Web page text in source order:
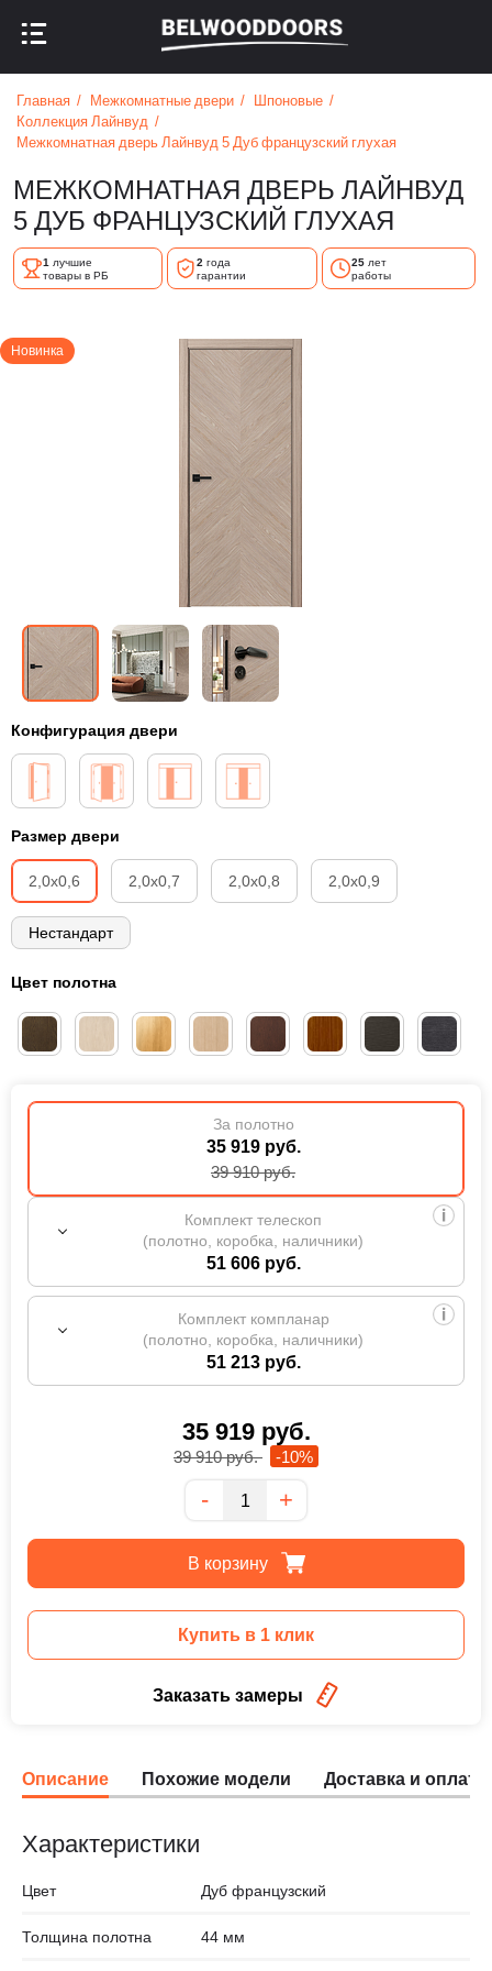
НАЗАД В МЕНЮ
НАЗАД В МЕНЮ
Главная Межкомнатные двери
Шпоновые
Коллекция Лайнвуд
Межкомнатная дверь Лайнвуд 5 Дуб французский глухая
МЕЖКОМНАТНАЯ ДВЕРЬ ЛАЙНВУД
5 ДУБ ФРАНЦУЗСКИЙ ГЛУХАЯ
1 лучшие
товары в РБ
2 года
гарантии
25лет
работы
Новинка
Конфигурация двери
Размер двери
2,0х0,6 2,0х0,7 2,0х0,8 2,0х0,9
Нестандарт
Цвет полотна
35 919руб.
39 910руб. -10%
Количество
- +
За полотно
35 919 руб.
39 910руб.
Комплект телескоп
(полотно, коробка, наличники)
51 606 руб.
Комплект компланар
(полотно, коробка, наличники)
51 213 руб.
В корзину
Купить в 1 клик
Заказать замеры
Описание Похожие модели Доставка и оплата
Характеристики
Цвет Дуб французский
Толщина полотна 44 мм